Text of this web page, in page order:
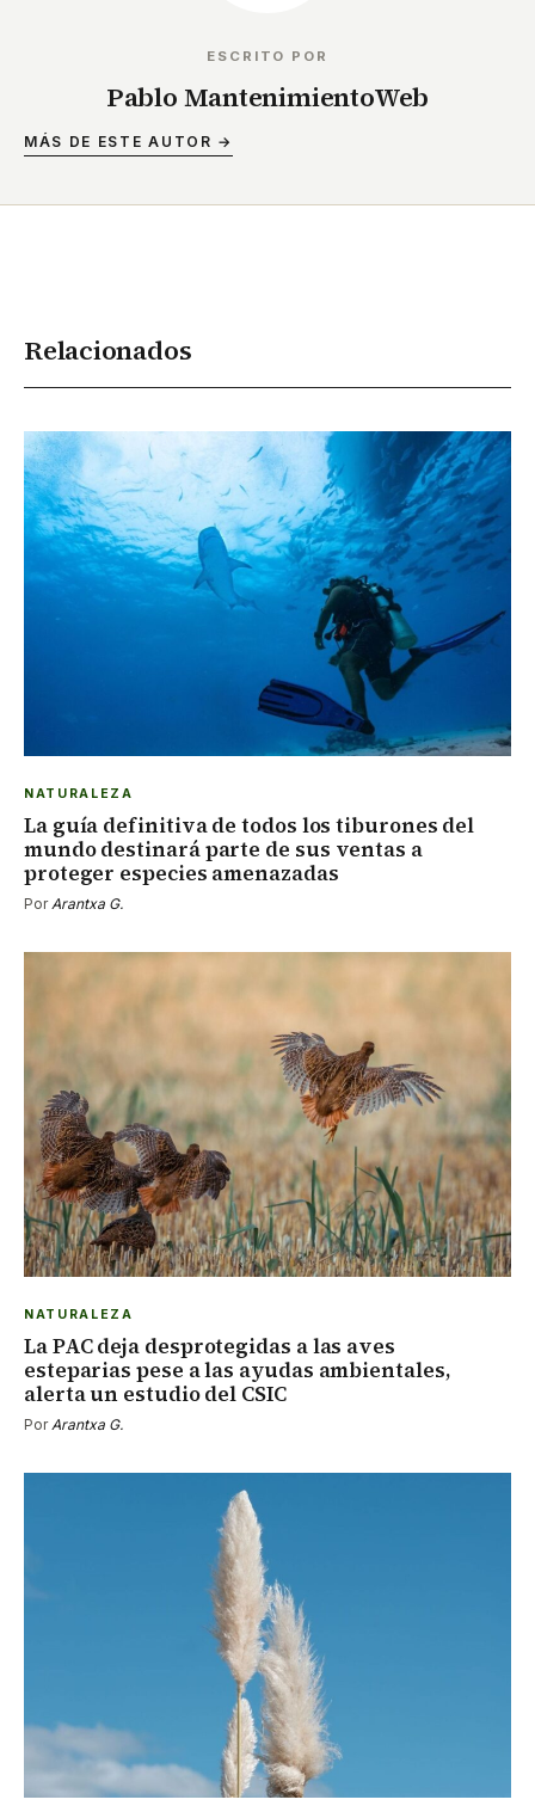
ESCRITO POR
Pablo MantenimientoWeb
MÁS DE ESTE AUTOR →
Relacionados
NATURALEZA
La guía definitiva de todos los tiburones del
mundo destinará parte de sus ventas a
proteger especies amenazadas
PorArantxa G.
NATURALEZA
La PAC deja desprotegidas a las aves
esteparias pese a las ayudas ambientales,
alerta un estudio del CSIC
PorArantxa G.